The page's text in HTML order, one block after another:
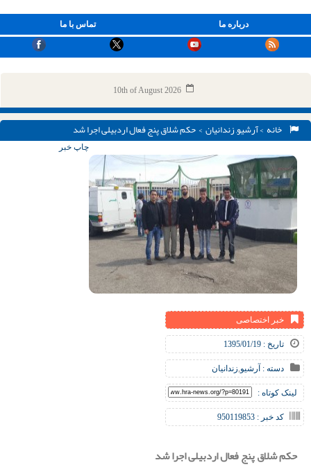
تماس با ما درباره ما
10th of August 2026
خانه >آرشیو,زندانیان> حکم شلاق پنج فعال اردبیلی اجرا شد
خبر اختصاصی
تاریخ : 1395/01/19
دسته : آرشیو,زندانیان
لینک کوتاه :
کد خبر : 950119853
چاپ خبر
حکم شلاق پنج فعال اردبیلی اجرا شد